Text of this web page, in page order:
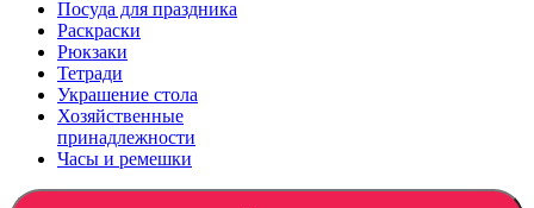
Посуда для праздника
Раскраски
Рюкзаки
Тетради
Украшение стола
Хозяйственные
принадлежности
Часы и ремешки